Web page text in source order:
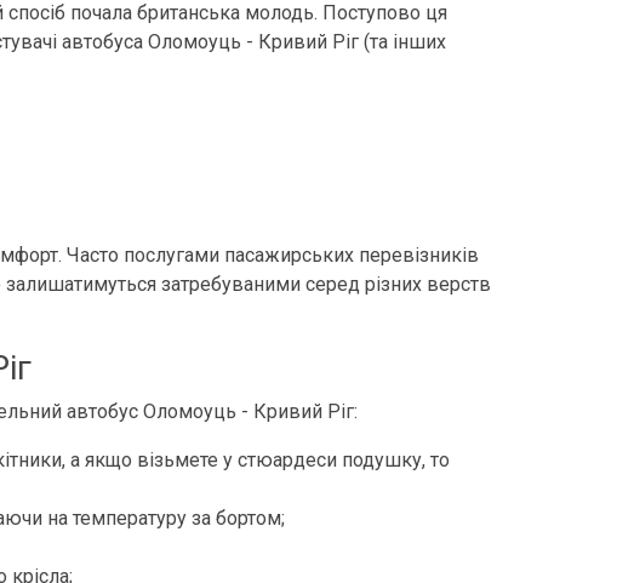
почала британська молодь. Поступово ця
автобуса Оломоуць - Кривий Ріг (та інших
Часто послугами пасажирських перевізників
затребуваними серед різних верств
автобус Оломоуць - Кривий Ріг:
а якщо візьмете у стюардеси подушку, то
на температуру за бортом;
крісла;